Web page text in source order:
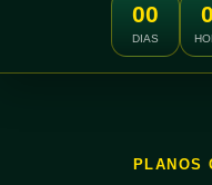
00
DIAS
PLANOS